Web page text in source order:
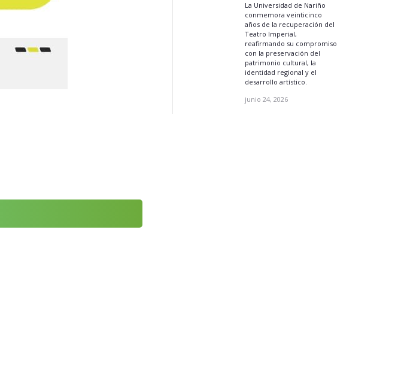
La Universidad de Nariño
conmemora veinticinco
años de la recuperación del
Teatro Imperial,
reafirmando su compromiso
con la preservación del
patrimonio cultural, la
identidad regional y el
desarrollo artístico.
junio 24, 2026